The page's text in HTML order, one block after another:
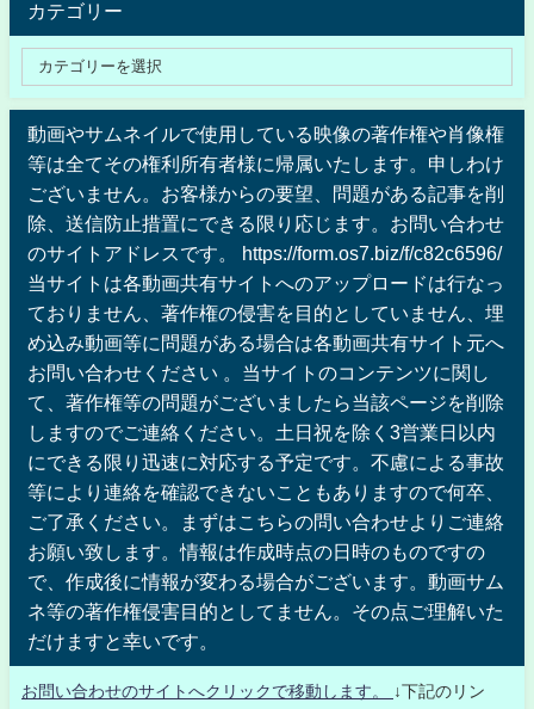
カテゴリー
動画やサムネイルで使用している映像の著作権や肖像権
等は全てその権利所有者様に帰属いたします。申しわけ
ございません。お客様からの要望、問題がある記事を削
除、送信防止措置にできる限り応じます。お問い合わせ
のサイトアドレスです。 https://form.os7.biz/f/c82c6596/
当サイトは各動画共有サイトへのアップロードは行なっ
ておりません、著作権の侵害を目的としていません、埋
め込み動画等に問題がある場合は各動画共有サイト元へ
お問い合わせください 。当サイトのコンテンツに関し
て、著作権等の問題がございましたら当該ページを削除
しますのでご連絡ください。土日祝を除く3営業日以内
にできる限り迅速に対応する予定です。不慮による事故
等により連絡を確認できないこともありますので何卒、
ご了承ください。まずはこちらの問い合わせよりご連絡
お願い致します。情報は作成時点の日時のものですの
で、作成後に情報が変わる場合がございます。動画サム
ネ等の著作権侵害目的としてません。その点ご理解いた
だけますと幸いです。
お問い合わせのサイトへクリックで移動します。
↓下記のリン